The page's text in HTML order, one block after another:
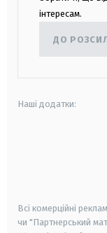
інтересам.
ДО
Наші додатки:
Всі комерційні
чи "Партнерський